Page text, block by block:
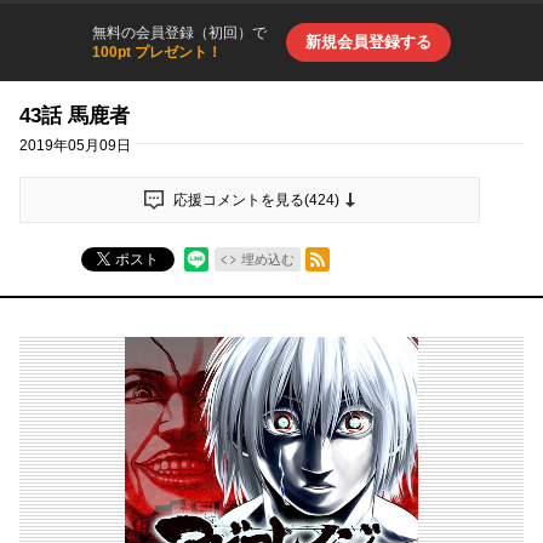
無料の会員登録（初回）で
100pt プレゼント！
新規会員登録する
43話 馬鹿者
2019年05月09日
応援コメントを見る(424)
ポスト 埋め込む
RSSフィード